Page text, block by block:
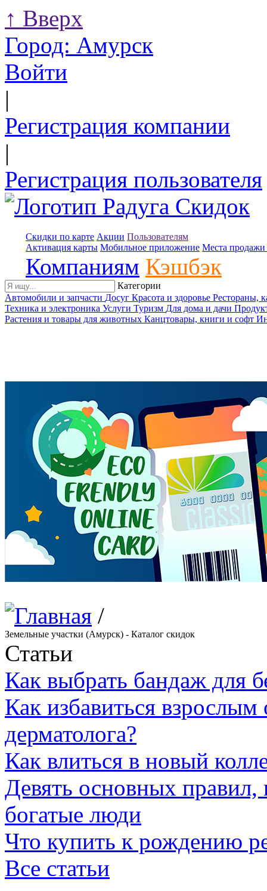
↑ Вверх
Город: Амурск
Войти
|
Регистрация компании
|
Регистрация пользователя
Скидки по карте Акции Пользователям
Активация карты Мобильное приложение Места продажи
Компаниям Кэшбэк
Категории
Автомобили и запчасти Досуг Красота и здоровье Рестораны,
Техника и электроника Услуги Туризм Для дома и дачи
Растения и товары для животных Канцтовары, книги и софт
/
Земельные участки (Амурск) - Каталог скидок
Статьи
Как выбрать бандаж для
Как избавиться
дерматолога?
Как влиться в новый
Девять основных
богатые люди
Что купить к рождению
Все статьи